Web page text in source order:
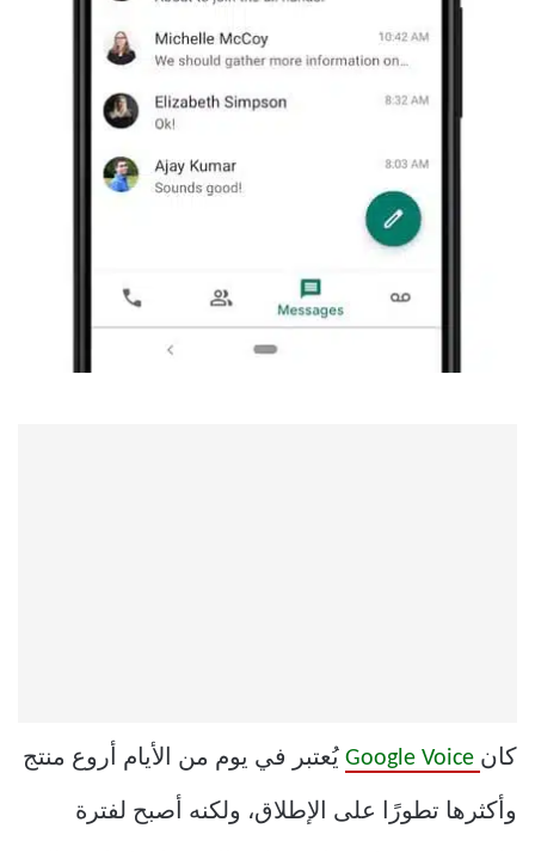
كان يُعتبر في يوم من الأيام أروع منتج
وأكثرها تطورًا على الإطلاق، ولكنه أصبح لفترة